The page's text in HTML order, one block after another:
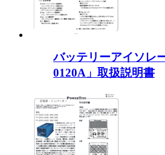
バッテリーアイソレ
0120A」取扱説明書